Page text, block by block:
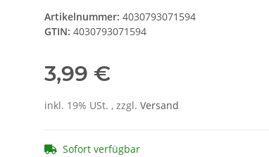
Artikelnummer: 4030793071594
GTIN: 4030793071594
3,99 €
inkl. 19% USt. , zzgl. Versand
Sofort verfügbar